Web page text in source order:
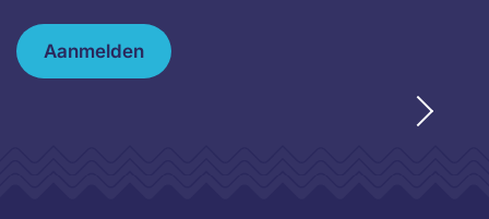
Aanmelden